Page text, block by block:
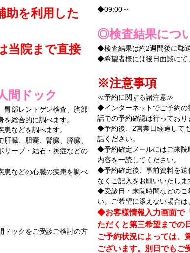
助を利用した
当院まで直接
間ドック
胃部レントゲン検査、胸部
を総合的に調べます。
などを調べます。
臓、胆嚢、腎臓、膵臓、
リープ・結石・炎症などの
患などの心臓の疾患を調べ
ドックをご受診ご検討の方
◆09:00～
◎検査結果につ
◆検査結果は約2週間後に郵
◆希望者様には後日面談にて
※注意事項
≪予約に関する諸注意≫
◆インターネットでご予約の
話での予約確認は行っており
◆予約後、2営業日経過して
話ください。
◆予約確定メールにはご来院
内容を一読してください。
◆予約確定後、事前資料を送
なくご記入をお願いいたしま
◆受診日・来院時間などのご
い。ご希望に添えない場合
◆お客様情報入力画面で
ただくと第三希望までの
ご予約状況によっては、
ございます。別日でもご